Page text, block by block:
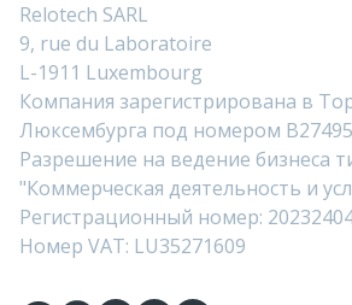
Relotech SARL
9, rue du Laboratoire
L-1911 Luxembourg
Компания зарегистрирована в
Люксембурга под номером
Разрешение на ведение бизнеса
"Коммерческая деятельность и
Регистрационный номер:
Номер VAT: LU35271609